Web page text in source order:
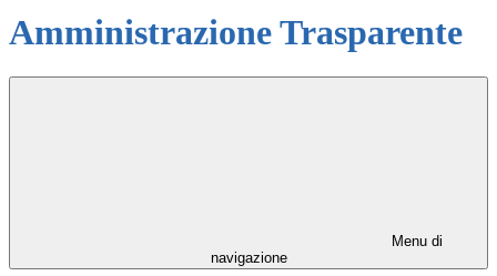
Amministrazione Trasparente
Menu di
navigazione